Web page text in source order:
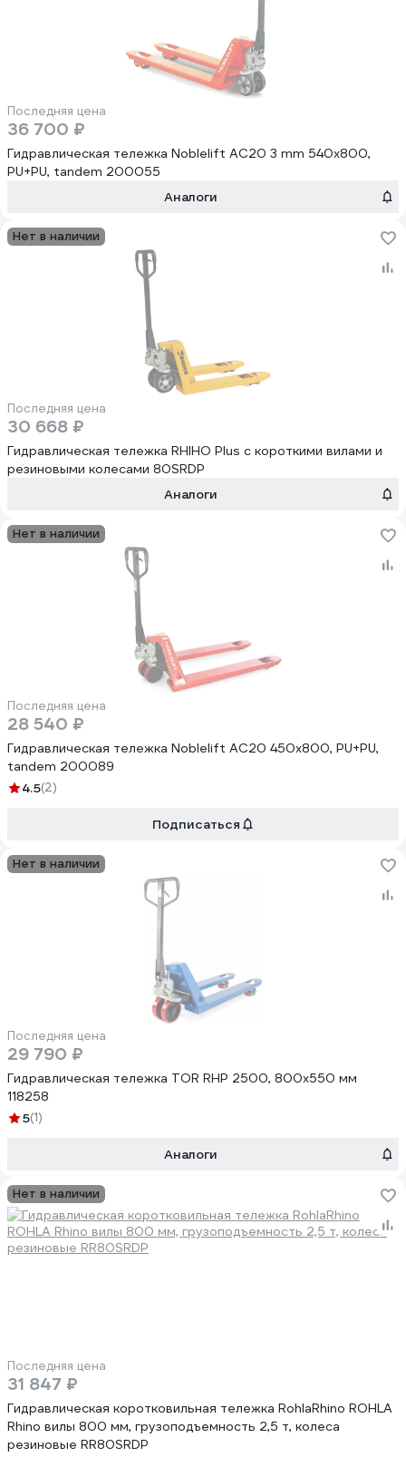
Последняя цена
36 700 ₽
Гидравлическая тележка Noblelift AC20 3 mm 540x800,
PU+PU, tandem 200055
Аналоги
Нет в наличии
Последняя цена
30 668 ₽
Гидравлическая тележка RHIHO Plus с короткими вилами и
резиновыми колесами 80SRDP
Аналоги
Нет в наличии
Последняя цена
28 540 ₽
Гидравлическая тележка Noblelift AC20 450x800, PU+PU,
tandem 200089
4.5(2)
Подписаться
Нет в наличии
Последняя цена
29 790 ₽
Гидравлическая тележка TOR RHP 2500, 800x550 мм
118258
5(1)
Аналоги
Нет в наличии
Последняя цена
31 847 ₽
Гидравлическая коротковильная тележка RohlaRhino ROHLA
Rhino вилы 800 мм, грузоподъемность 2,5 т, колеса
резиновые RR80SRDP